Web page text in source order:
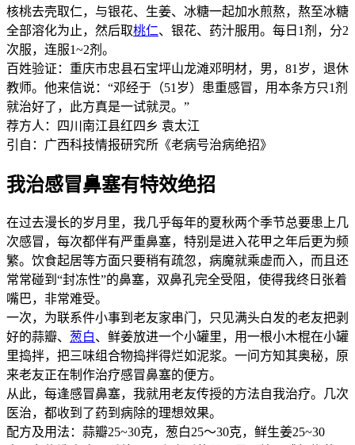
核桃去壳取仁，与银花、生姜、冰糖一起加水煎熬，熬至冰糖
全部溶化为止，然后取桃仁、银花、药汁服用。每日1剂，分2
次服，连服1~2剂。
百姓验证：重庆市忠县石宝坪山龙滩邓明材，男，81岁，退休
教师。他来信说：“邓经于（51岁）患重感冒，用本条方只1剂
就治好了，此方真是一试就灵。”
荐方人：四川南江县红四乡 袁太江
引自：广西科技情报研究所《老病号治病绝招》
我治感冒鼻塞有特效绝招
在过去漫长的岁月里，我几乎每年的夏秋两个季节总要患上几
次感冒，每次都伴有严重鼻塞，特别是进入花甲之年后更为频
繁。饮食起居等方面只要稍有疏忽，病魔就乘虚而入，而且还
常常碰到“封冻性”的鼻塞，双鼻孔完全受阻，使得我终日张着
嘴巴，非常难受。
一次，为联系件小事到老友家串门，只见满头白发的老友把剥
好的蒜瓣、 葱白、鲜姜放进一个小罐里，用一根小木棍在小罐
里捣拌，把三味组合物捣拌得烂如泥浆。一问方知其奥秘，原
来老友正在制作治疗感冒鼻塞的便方。
从此，每逢感冒鼻塞，我就用老友传授的方法自我治疗。几次
医治，都收到了药到病除的理想效果。
配方及用法：蒜瓣25~30克，葱白25～30克，鲜生姜25~30